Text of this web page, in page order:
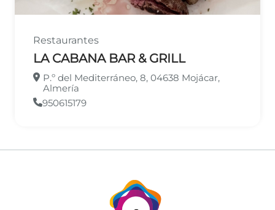
Restaurantes
LA CABANA BAR & GRILL
P.º del Mediterráneo, 8, 04638 Mojácar,
Almería
950615179